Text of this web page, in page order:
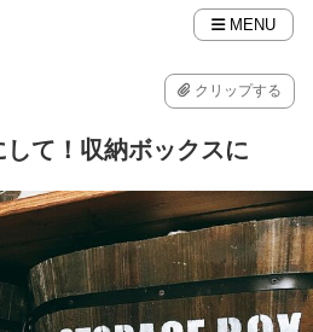
MENU
クリップする
て！収納ボックスに